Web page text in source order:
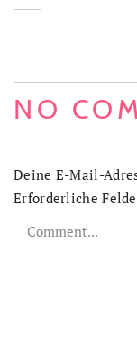
NO
Deine E-Mail-
Erforderliche